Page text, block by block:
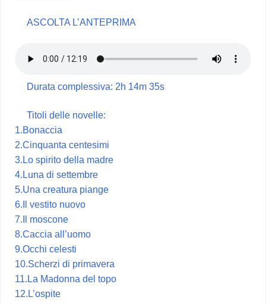
ASCOLTA L’ANTEPRIMA
Durata complessiva: 2h 14m 35s
Titoli delle novelle:
1.Bonaccia
2.Cinquanta centesimi
3.Lo spirito della madre
4.Luna di settembre
5.Una creatura piange
6.Il vestito nuovo
7.Il moscone
8.Caccia all’uomo
9.Occhi celesti
10.Scherzi di primavera
11.La Madonna del topo
12.L’ospite